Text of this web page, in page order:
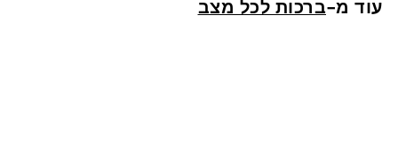
"
עוד מ-ברכות לכל מצב